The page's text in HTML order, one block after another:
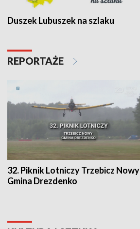
Duszek Lubuszek na szlaku
REPORTAŻE
32. Piknik Lotniczy Trzebicz Nowy
Gmina Drezdenko